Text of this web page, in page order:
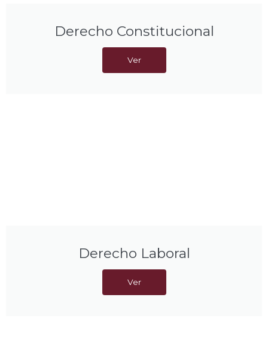
Derecho Constitucional
Ver
Derecho Laboral
Ver